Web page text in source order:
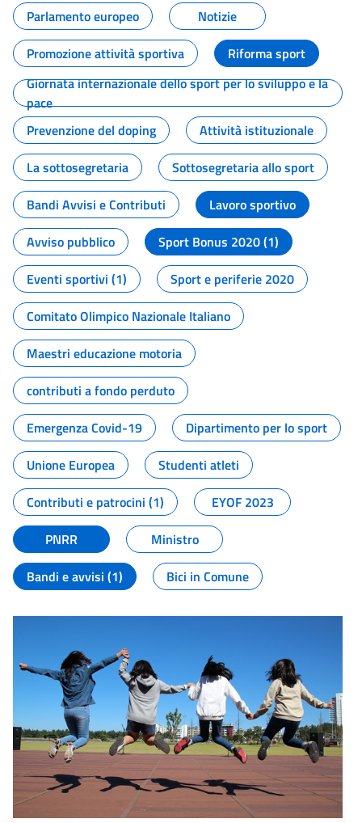
Parlamento europeo
Notizie
Promozione attività sportiva
Riforma sport
Giornata internazionale dello sport per lo sviluppo e la
pace
Prevenzione del doping
Attività istituzionale
La sottosegretaria
Sottosegretaria allo sport
Bandi Avvisi e Contributi
Lavoro sportivo
Avviso pubblico
Sport Bonus 2020 (1)
Eventi sportivi (1)
Sport e periferie 2020
Comitato Olimpico Nazionale Italiano
Maestri educazione motoria
contributi a fondo perduto
Emergenza Covid-19
Dipartimento per lo sport
Unione Europea
Studenti atleti
Contributi e patrocini (1)
EYOF 2023
PNRR
Ministro
Bandi e avvisi (1)
Bici in Comune